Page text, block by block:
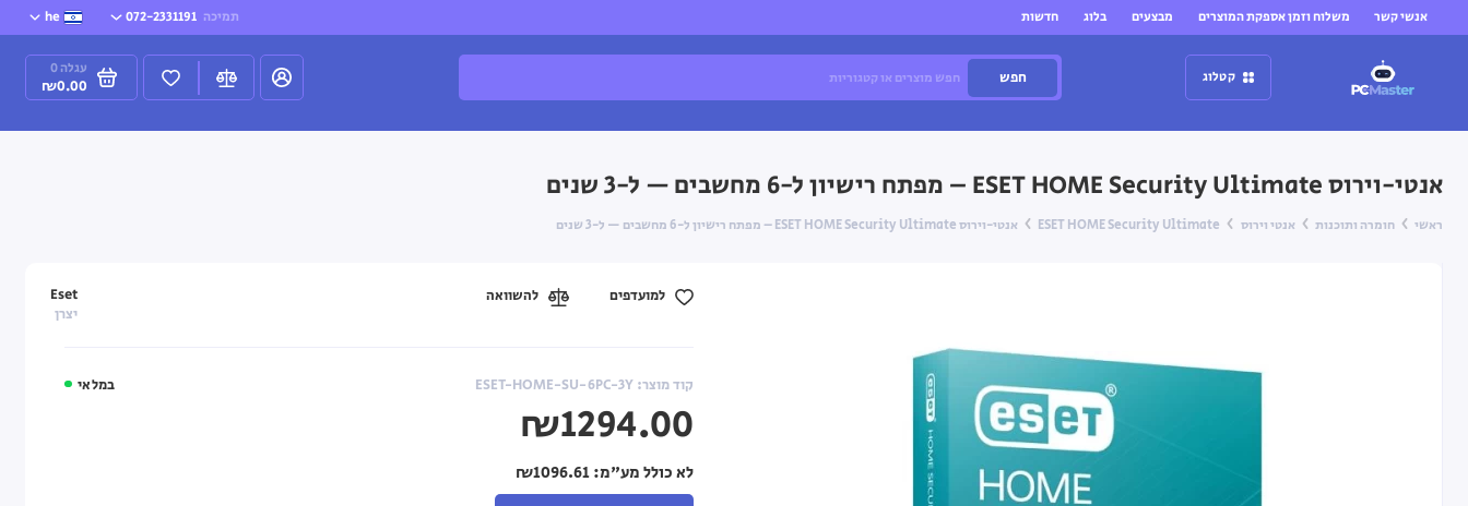
אנשי קשר משלוח וזמן אספקת המוצרים מבצעים בלוג חדשות תמיכה 072-2331191
he
קטלוג חפש עגלה 0
₪0.00
אנטי-וירוס ESET HOME Security Ultimate – מפתח רישיון ל-6 מחשבים — ל-3 שנים
ראשי חומרה ותוכנות אנטי וירוס ESET HOME Security Ultimate אנטי-וירוס ESET HOME Security Ultimate – מפתח רישיון ל-6 מחשבים — ל-3 שנים
במלאי קוד מוצר: ESET-HOME-SU-6PC-3Y
Eset
יצרן
₪1294.00
לא כולל מע"מ:
למועדפים להשוואה